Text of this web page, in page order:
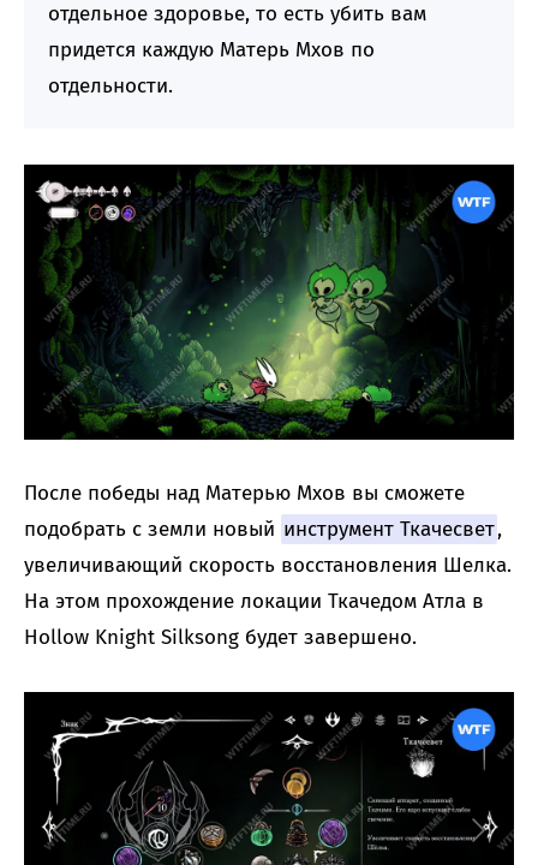
отдельное здоровье, то есть убить вам
придется каждую Матерь Мхов по
отдельности.
После победы над Матерью Мхов вы сможете
подобрать с земли новый инструмент Ткачесвет,
увеличивающий скорость восстановления Шелка.
На этом прохождение локации Ткачедом Атла в
Hollow Knight Silksong будет завершено.